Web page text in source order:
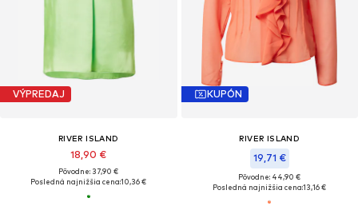
VÝPREDAJ
RIVER ISLAND
18,90 €
Pôvodne: 37,90 €
Posledná najnižšia cena:10,36 €
KUPÓN
RIVER ISLAND
19,71 €
Pôvodne: 44,90 €
Posledná najnižšia cena:13,16 €